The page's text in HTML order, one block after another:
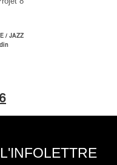
/ JAZZ